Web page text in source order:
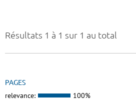
Résultats 1 à 1 sur 1 au total
PAGES
relevance: 100%